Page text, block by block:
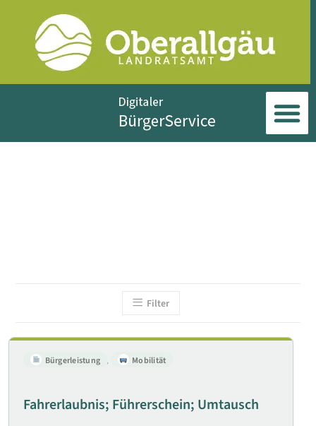
Filter
Bürgerleistung , Mobilität
Fahrerlaubnis; Führerschein; Umtausch